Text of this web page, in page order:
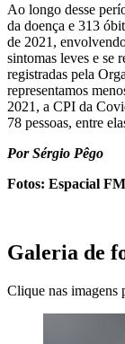
Ao longo desse
da doença e 313
de 2021,
sintomas leves e se
registradas pela
representamos
2021, a CPI da
78 pessoas, entre
Por Sérgio Pêgo
Fotos: Espacial FM
Galeria de
Clique nas imagens